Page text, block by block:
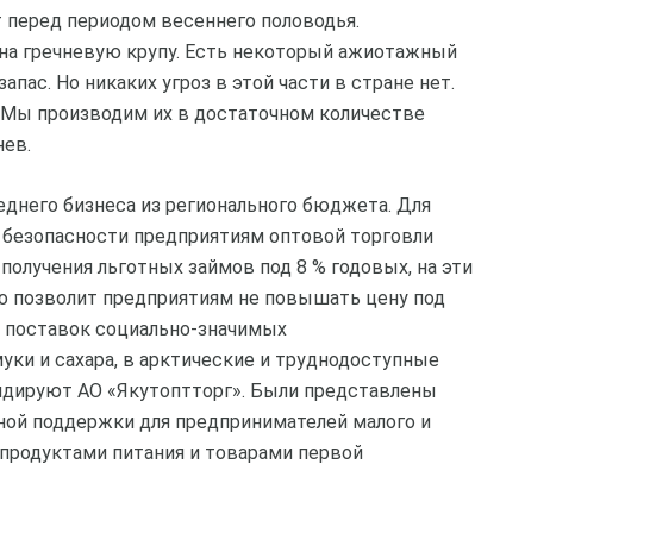
периодом весеннего половодья.
гречневую крупу. Есть некоторый ажиотажный
Но никаких угроз в этой части в стране нет.
производим их в достаточном количестве
бизнеса из регионального бюджета. Для
предприятиям оптовой торговли
льготных займов под 8 % годовых, на эти
позволит предприятиям не повышать цену под
поставок социально-значимых
и сахара, в арктические и труднодоступные
АО «Якутоптторг». Были представлены
поддержки для предпринимателей малого и
питания и товарами первой